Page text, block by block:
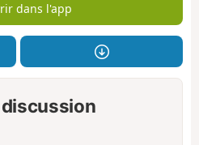
dans l'app